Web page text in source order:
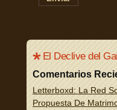
El Declive del
Comentarios
Letterboxd: La Red
Propuesta De